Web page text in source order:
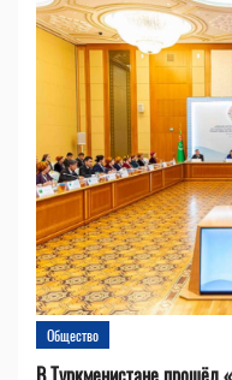
Общество